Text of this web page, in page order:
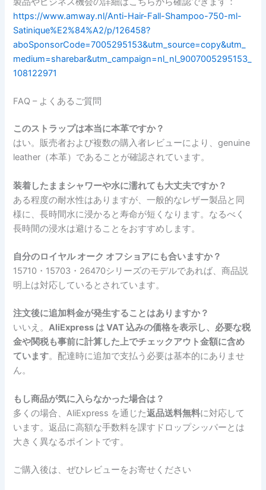
https://www.amway.nl/Anti-Hair-Fall-Shampoo-750-ml-
Satinique%E2%84%A2/p/126458?
aboSponsorCode=7005295153&utm_source=copy&utm_
medium=sharebar&utm_campaign=nl_nl_9007005295153_
108122971
FAQ – よくあるご質問
このストラップは本当に本革ですか？
はい。販売者および複数の購入者レビューにより、genuine
leather（本革）であることが確認されています。
装着したままシャワーや水に濡れても大丈夫ですか？
ある程度の耐水性はありますが、一般的なレザー製品と同
様に、長時間水に浸かると寿命が短くなります。なるべく
長時間の浸水は避けることをおすすめします。
自分のロイヤル オーク オフショアにも合いますか？
15710・15703・26470シリーズのモデルであれば、商品説
明上は対応しているとされています。
注文後に追加料金が発生することはありますか？
いいえ。AliExpress は VAT 込みの価格を表示し、必要な税
金や関税も事前に計算した上でチェックアウト金額に含め
ています。配達時に追加で支払う必要は基本的にありませ
ん。
もし商品が気に入らなかった場合は？
多くの場合、AliExpress を通じた返品送料無料に対応して
います。返品に高額な手数料を課すドロップシッパーとは
大きく異なるポイントです。
ご購入後は、ぜひレビューをお寄せください